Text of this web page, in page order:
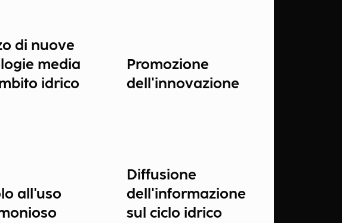
di nuove
media
idrico
Promozione
dell'innovazione
all'uso
Diffusione
dell'informazione
sul ciclo idrico